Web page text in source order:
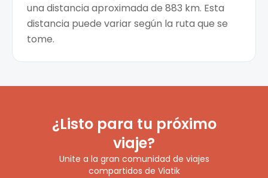
una distancia aproximada de 883 km. Esta
distancia puede variar según la ruta que se
tome.
¿Listo para tu próximo
viaje?
Unite a la gran comunidad de viajes
compartidos de Viatik